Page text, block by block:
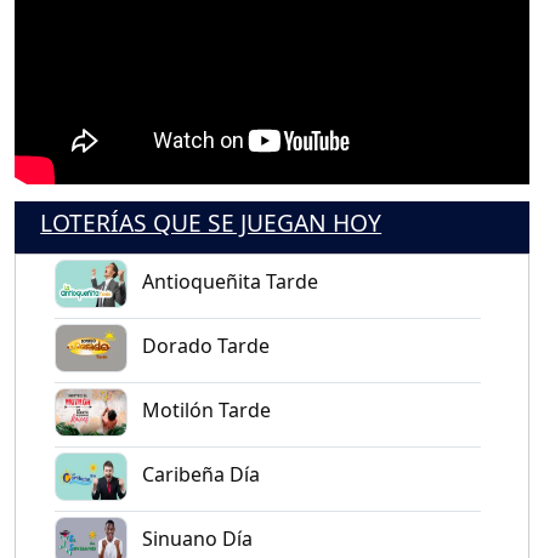
LOTERÍAS QUE SE JUEGAN HOY
Antioqueñita Tarde
Dorado Tarde
Motilón Tarde
Caribeña Día
Sinuano Día